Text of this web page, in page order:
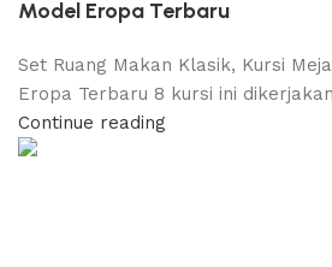
Model Eropa Terbaru
Set Ruang Makan Klasik, Kursi
Eropa Terbaru 8 kursi ini
Continue reading